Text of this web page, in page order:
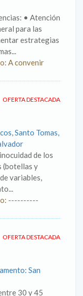
• Atención
para las
estrategias
A convenir
OFERTA DESTACADA
Santo Tomas,
de los
(botellas y
variables,
----------
OFERTA DESTACADA
San
30 y 45